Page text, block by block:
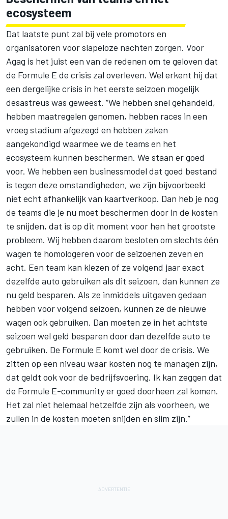
ecosysteem
Dat laatste punt zal bij vele promotors en
organisatoren voor slapeloze nachten zorgen. Voor
Agag is het juist een van de redenen om te geloven dat
de Formule E de crisis zal overleven. Wel erkent hij dat
een dergelijke crisis in het eerste seizoen mogelijk
desastreus was geweest. “We hebben snel gehandeld,
hebben maatregelen genomen, hebben races in een
vroeg stadium afgezegd en hebben zaken
aangekondigd waarmee we de teams en het
ecosysteem kunnen beschermen. We staan er goed
voor. We hebben een businessmodel dat goed bestand
is tegen deze omstandigheden, we zijn bijvoorbeeld
niet echt afhankelijk van kaartverkoop. Dan heb je nog
de teams die je nu moet beschermen door in de kosten
te snijden, dat is op dit moment voor hen het grootste
probleem. Wij hebben daarom besloten om slechts één
wagen te homologeren voor de seizoenen zeven en
acht. Een team kan kiezen of ze volgend jaar exact
dezelfde auto gebruiken als dit seizoen, dan kunnen ze
nu geld besparen. Als ze inmiddels uitgaven gedaan
hebben voor volgend seizoen, kunnen ze de nieuwe
wagen ook gebruiken. Dan moeten ze in het achtste
seizoen wel geld besparen door dan dezelfde auto te
gebruiken. De Formule E komt wel door de crisis. We
zitten op een niveau waar kosten nog te managen zijn,
dat geldt ook voor de bedrijfsvoering. Ik kan zeggen dat
de Formule E-community er goed doorheen zal komen.
Het zal niet helemaal hetzelfde zijn als voorheen, we
zullen in de kosten moeten snijden en slim zijn.”